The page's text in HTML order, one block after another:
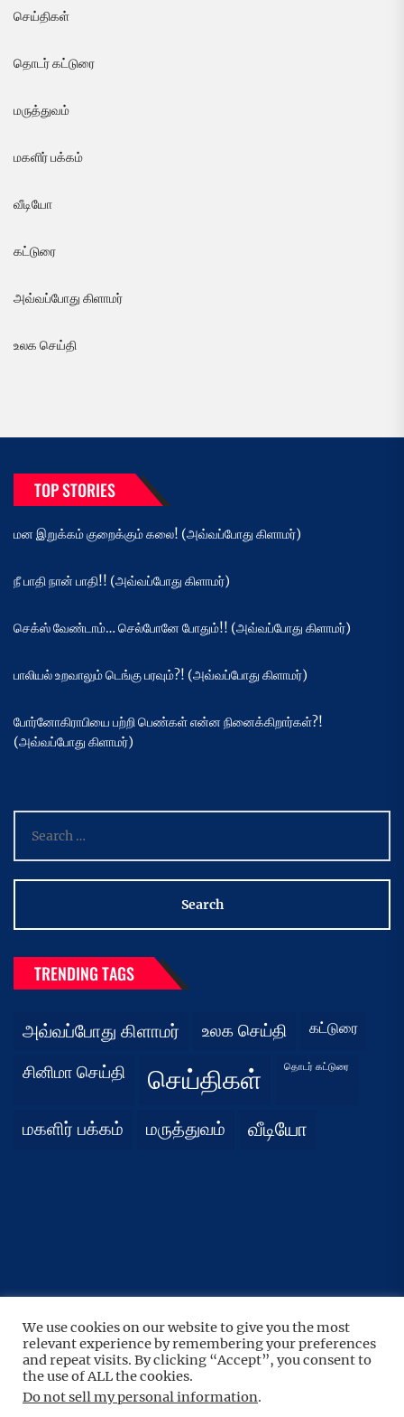
செய்திகள்
தொடர் கட்டுரை
மருத்துவம்
மகளிர் பக்கம்
வீடியோ
கட்டுரை
அவ்வப்போது கிளாமர்
உலக செய்தி
TOP STORIES
மன இறுக்கம் குறைக்கும் கலை! (அவ்வப்போது கிளாமர்)
நீ பாதி நான் பாதி!! (அவ்வப்போது கிளாமர்)
செக்ஸ் வேண்டாம்… செல்போனே போதும்!! (அவ்வப்போது கிளாமர்)
பாலியல் உறவாலும் டெங்கு பரவும்?! (அவ்வப்போது கிளாமர்)
போர்னோகிராபியை பற்றி பெண்கள் என்ன நினைக்கிறார்கள்?!
(அவ்வப்போது கிளாமர்)
for:
TRENDING TAGS
அவ்வப்போது கிளாமர் உலக செய்தி கட்டுரை
சினிமா செய்தி செய்திகள் தொடர் கட்டுரை
மகளிர் பக்கம் மருத்துவம் வீடியோ
UP↑
Copyright © 2026 நிதர்சனம்.All rights reserved.
Theme: BoundlessNews ByThemeinwp.
WordPress.
We use cookies on our website to give you the most
relevant experience by remembering your preferences
and repeat visits. By clicking “Accept”, you consent to
the use of ALL the cookies.
Do not sell my personal information.